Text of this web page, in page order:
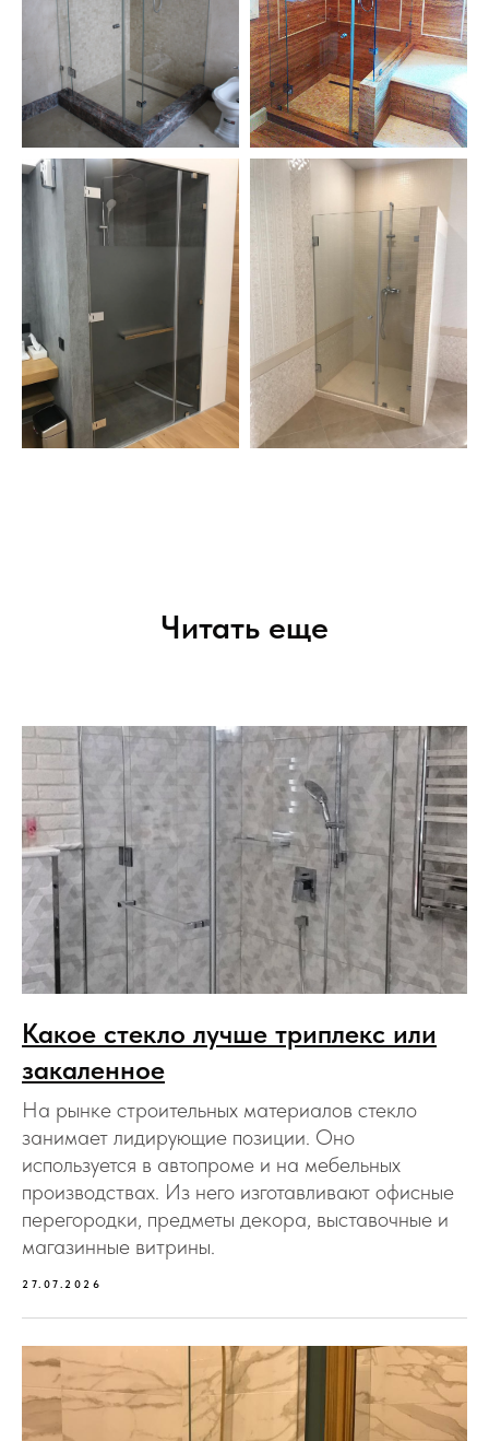
Читать еще
Какое стекло лучше триплекс или
закаленное
На рынке строительных материалов стекло
занимает лидирующие позиции. Оно
используется в автопроме и на мебельных
производствах. Из него изготавливают офисные
перегородки, предметы декора, выставочные и
магазинные витрины.
27.07.2026